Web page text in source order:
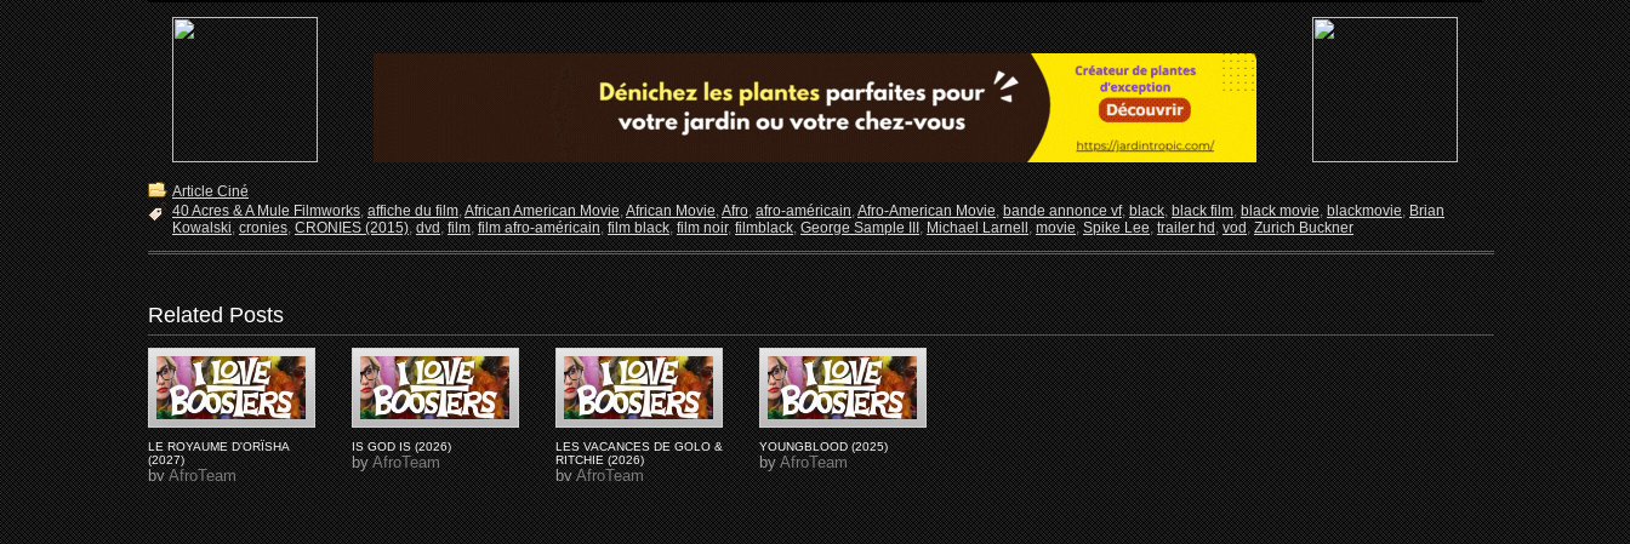
Article Ciné
40 Acres & A Mule Filmworks,affiche du film,African American Movie,African Movie,Afro,afro-américain,Afro-American Movie,bande annonce vf,black,black film,black movie,blackmovie,Brian
Kowalski,cronies,CRONIES (2015),dvd,film,film afro-américain,film black,film noir,filmblack,George Sample III,Michael Larnell,movie,Spike Lee,trailer hd,vod,Zurich Buckner
Related Posts
LE ROYAUME D'ORÏSHA
(2027)
byAfroTeam
IS GOD IS (2026)
byAfroTeam
LES VACANCES DE GOLO &
RITCHIE (2026)
byAfroTeam
YOUNGBLOOD (2025)
byAfroTeam